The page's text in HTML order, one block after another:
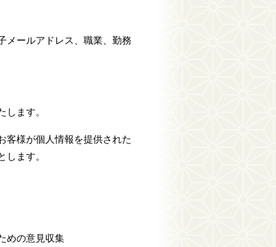
メールアドレス、職業、勤務
ます。
客様が個人情報を提供された
ます。
めの意見収集